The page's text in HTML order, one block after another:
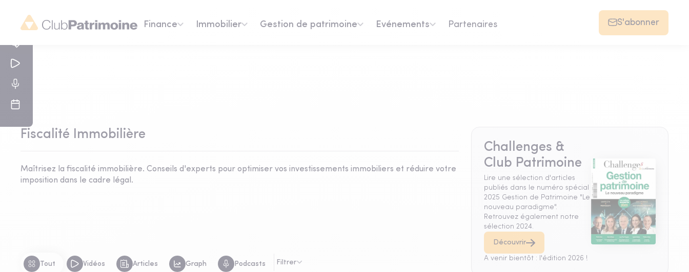
Finance Immobilier Gestion de patrimoine Evénements Partenaires S'abonner
Fiscalité Immobilière
Maîtrisez la fiscalité immobilière. Conseils d'experts pour optimiser vos investissements immobiliers et réduire votre
imposition dans le cadre légal.
Tout Vidéos Articles Graph Podcasts Filtrer
Challenges &
Club Patrimoine
Lire une sélection d'articles
publiés dans le numéro spécial
2025 Gestion de Patrimoine "Le
nouveau paradigme".
Retrouvez également notre
sélection 2024.
Découvrir
A venir bientôt : l'édition 2026 !